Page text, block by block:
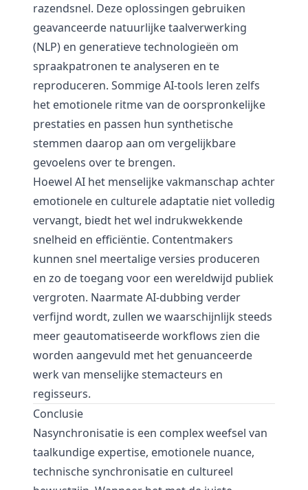
razendsnel. Deze oplossingen gebruiken
geavanceerde natuurlijke taalverwerking
(NLP) en generatieve technologieën om
spraakpatronen te analyseren en te
reproduceren. Sommige AI-tools leren zelfs
het emotionele ritme van de oorspronkelijke
prestaties en passen hun synthetische
stemmen daarop aan om vergelijkbare
gevoelens over te brengen.
Hoewel AI het menselijke vakmanschap achter
emotionele en culturele adaptatie niet volledig
vervangt, biedt het wel indrukwekkende
snelheid en efficiëntie. Contentmakers
kunnen snel meertalige versies produceren
en zo de toegang voor een wereldwijd publiek
vergroten. Naarmate AI-dubbing verder
verfijnd wordt, zullen we waarschijnlijk steeds
meer geautomatiseerde workflows zien die
worden aangevuld met het genuanceerde
werk van menselijke stemacteurs en
regisseurs.
Conclusie
Nasynchronisatie is een complex weefsel van
taalkundige expertise, emotionele nuance,
technische synchronisatie en cultureel